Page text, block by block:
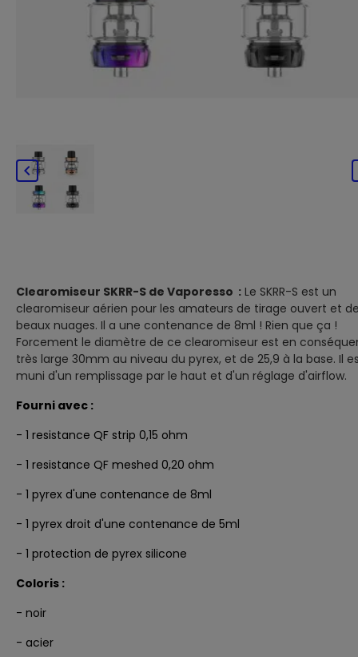

Clearomiseur SKRR-S de Vaporesso : Le SKRR-S est un
clearomiseur aérien pour les amateurs de tirage ouvert et
beaux nuages. Il a une contenance de 8ml ! Rien que ça !
Forcement le diamètre de ce clearomiseur est en
très large 30mm au niveau du pyrex, et de 25,9 à la base. Il
muni d'un remplissage par le haut et d'un réglage d'airflow.
Fourni avec :
- 1 resistance QF strip 0,15 ohm
- 1 resistance QF meshed 0,20 ohm
- 1 pyrex d'une contenance de 8ml
- 1 pyrex droit d'une contenance de 5ml
- 1 protection de pyrex silicone
Coloris :
- noir
- acier